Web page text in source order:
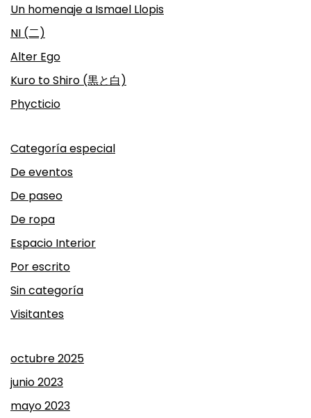
Un homenaje a Ismael Llopis
NI (二)
Alter Ego
Kuro to Shiro (黒と白)
Phycticio
Categoría especial
De eventos
De paseo
De ropa
Espacio Interior
Por escrito
Sin categoría
Visitantes
octubre 2025
junio 2023
mayo 2023